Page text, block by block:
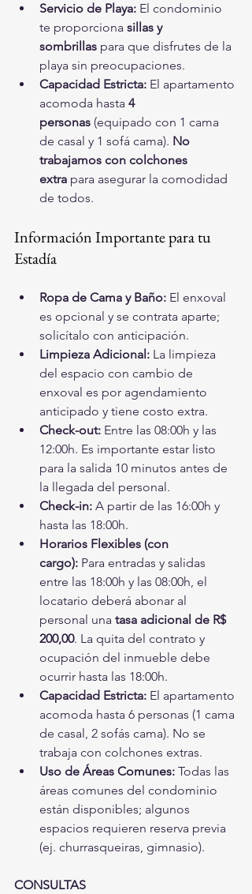
Servicio de Playa: El condominio
te proporciona sillas y
sombrillas para que disfrutes de la
playa sin preocupaciones.
Capacidad Estricta: El apartamento
acomoda hasta 4
personas (equipado con 1 cama
de casal y 1 sofá cama). No
trabajamos con colchones
extra para asegurar la comodidad
de todos.
Información Importante para tu
Estadía
Ropa de Cama y Baño: El enxoval
es opcional y se contrata aparte;
solicítalo con anticipación.
Limpieza Adicional: La limpieza
del espacio con cambio de
enxoval es por agendamiento
anticipado y tiene costo extra.
Check-out: Entre las 08:00h y las
12:00h. Es importante estar listo
para la salida 10 minutos antes de
la llegada del personal.
Check-in: A partir de las 16:00h y
hasta las 18:00h.
Horarios Flexibles (con
cargo): Para entradas y salidas
entre las 18:00h y las 08:00h, el
locatario deberá abonar al
personal una tasa adicional de R$
200,00. La quita del contrato y
ocupación del inmueble debe
ocurrir hasta las 18:00h.
Capacidad Estricta: El apartamento
acomoda hasta 6 personas (1 cama
de casal, 2 sofás cama). No se
trabaja con colchones extras.
Uso de Áreas Comunes: Todas las
áreas comunes del condominio
están disponibles; algunos
espacios requieren reserva previa
(ej. churrasqueiras, gimnasio).
CONSULTAS